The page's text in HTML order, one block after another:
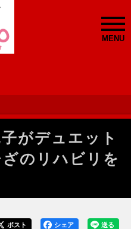
MENU
がデュエット
のリハビリを
送る
シェア
ポスト